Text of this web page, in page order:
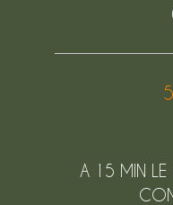
A 15 MIN LE